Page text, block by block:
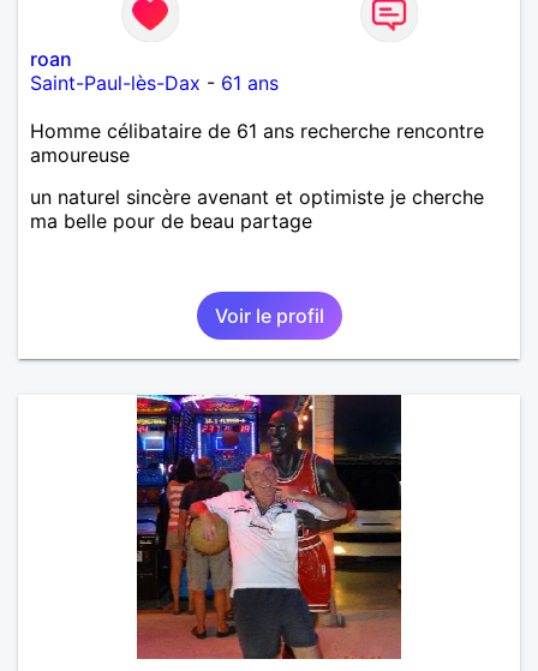
roan
Saint-Paul-lès-Dax - 61 ans
Homme célibataire de 61 ans recherche rencontre
amoureuse
un naturel sincère avenant et optimiste je cherche
ma belle pour de beau partage
Voir le profil